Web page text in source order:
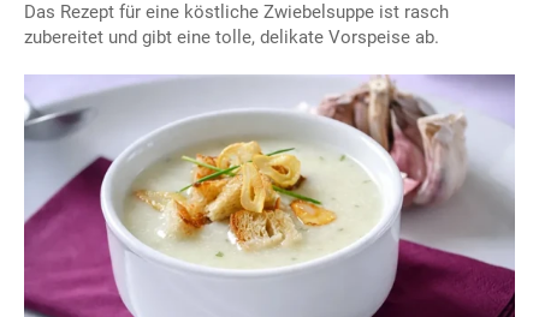
Das Rezept für eine köstliche Zwiebelsuppe ist rasch
zubereitet und gibt eine tolle, delikate Vorspeise ab.